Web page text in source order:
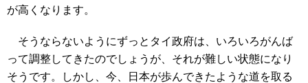
が高くなります。
そうならないようにずっとタイ政府は、いろいろがんば
って調整してきたのでしょうが、それが難しい状態になり
そうです。しかし、今、日本が歩んできたような道を取る